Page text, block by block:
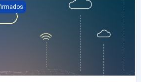
em Nuvem na Administração Pública